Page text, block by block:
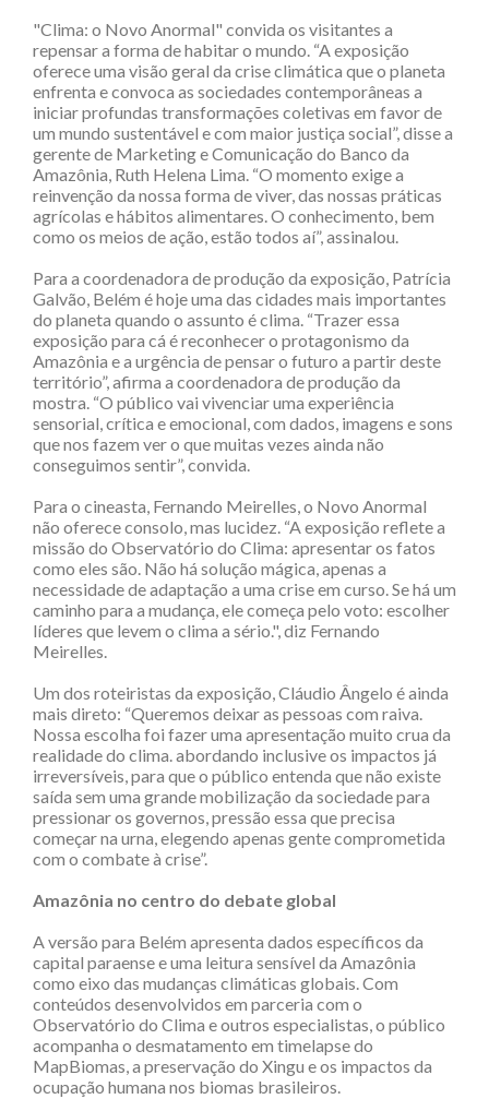
"Clima: o Novo Anormal" convida os visitantes a
repensar a forma de habitar o mundo. “A exposição
oferece uma visão geral da crise climática que o planeta
enfrenta e convoca as sociedades contemporâneas a
iniciar profundas transformações coletivas em favor de
um mundo sustentável e com maior justiça social”, disse a
gerente de Marketing e Comunicação do Banco da
Amazônia, Ruth Helena Lima. “O momento exige a
reinvenção da nossa forma de viver, das nossas práticas
agrícolas e hábitos alimentares. O conhecimento, bem
como os meios de ação, estão todos aí”, assinalou.
Para a coordenadora de produção da exposição, Patrícia
Galvão, Belém é hoje uma das cidades mais importantes
do planeta quando o assunto é clima. “Trazer essa
exposição para cá é reconhecer o protagonismo da
Amazônia e a urgência de pensar o futuro a partir deste
território”, afirma a coordenadora de produção da
mostra. “O público vai vivenciar uma experiência
sensorial, crítica e emocional, com dados, imagens e sons
que nos fazem ver o que muitas vezes ainda não
conseguimos sentir”, convida.
Para o cineasta, Fernando Meirelles, o Novo Anormal
não oferece consolo, mas lucidez. “A exposição reflete a
missão do Observatório do Clima: apresentar os fatos
como eles são. Não há solução mágica, apenas a
necessidade de adaptação a uma crise em curso. Se há um
caminho para a mudança, ele começa pelo voto: escolher
líderes que levem o clima a sério.", diz Fernando
Meirelles.
Um dos roteiristas da exposição, Cláudio Ângelo é ainda
mais direto: “Queremos deixar as pessoas com raiva.
Nossa escolha foi fazer uma apresentação muito crua da
realidade do clima. abordando inclusive os impactos já
irreversíveis, para que o público entenda que não existe
saída sem uma grande mobilização da sociedade para
pressionar os governos, pressão essa que precisa
começar na urna, elegendo apenas gente comprometida
com o combate à crise”.
Amazônia no centro do debate global
A versão para Belém apresenta dados específicos da
capital paraense e uma leitura sensível da Amazônia
como eixo das mudanças climáticas globais. Com
conteúdos desenvolvidos em parceria com o
Observatório do Clima e outros especialistas, o público
acompanha o desmatamento em timelapse do
MapBiomas, a preservação do Xingu e os impactos da
ocupação humana nos biomas brasileiros.